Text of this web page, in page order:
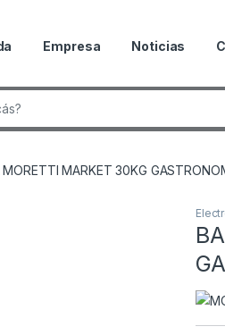
Empresa Noticias
MORETTI MARKET 30KG